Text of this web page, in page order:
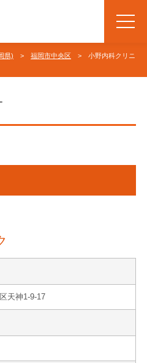
県) > 福岡市中央区 > 小野内科クリニ
天神1-9-17